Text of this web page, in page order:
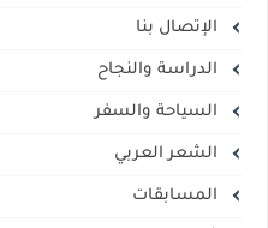
الإتصال بنا
الدراسة والنجاح
السياحة والسفر
الشعر العربي
المسابقات